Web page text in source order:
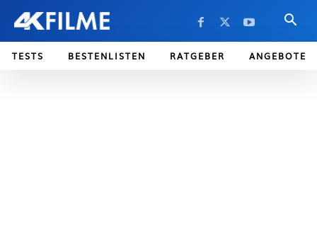
TESTS BESTENLISTEN RATGEBER ANGEBOTE